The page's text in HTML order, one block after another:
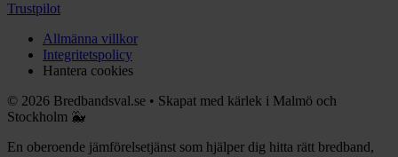
Trustpilot
Allmänna villkor
Integritetspolicy
Hantera cookies
© 2026 Bredbandsval.se • Skapat med kärlek i Malmö och
Stockholm 🐳
En oberoende jämförelsetjänst som hjälper dig hitta rätt bredband,